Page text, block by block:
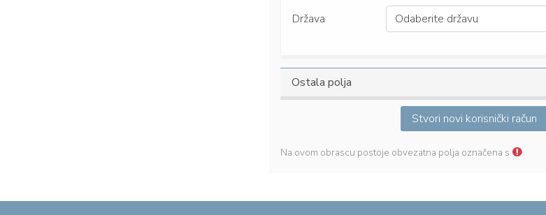
Država
Ostala polja
Na ovom obrascu postoje obvezatna polja označena s .